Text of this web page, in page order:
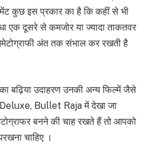
कुछ इस प्रकार का है कि कहीं से भी
एक दूसरे से कमजोर या ज्यादा ताकतवर
अंत तक संभाल कर रखती है
बढ़िया उदाहरण उनकी अन्य फिल्में जैसे
Bullet Raja में देखा जा
बनने की चाह रखते हैं तो आपको
चाहिए ।